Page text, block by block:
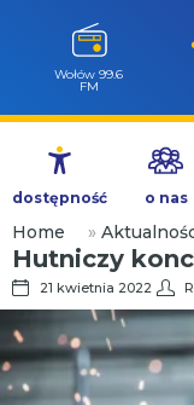
Przejdź
treści
Wołów 99.6
FM
dostępność o nas
Home »
Hutniczy
21 kwietnia 2022